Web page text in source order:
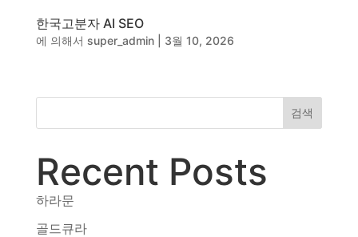
한국고분자 AI SEO
에 의해서 super_admin| 3월 10, 2026
검색
Recent Posts
하라문
골드큐라